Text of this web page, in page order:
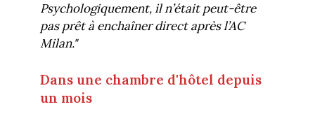
Psychologiquement, il n’était peut-être
pas prêt à enchaîner direct après l’AC
Milan."
Dans une chambre d'hôtel depuis
un mois